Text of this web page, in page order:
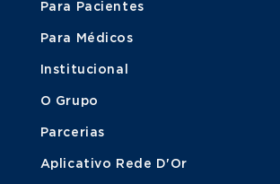
Para Pacientes
Para Médicos
Institucional
O Grupo
Parcerias
Aplicativo Rede D'Or